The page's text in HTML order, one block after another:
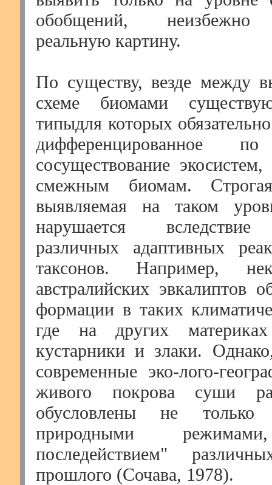
обобщений,
реальную картину.
По существу, везде между
схеме биомами
типыдля которых
дифференцированное по
сосуществование
смежным биомам.
выявляемая на таком
нарушается вследствие
различных адаптивных
таксонов. Например,
австралийских эвкалиптов
формации в таких
где на других материках
кустарники и злаки.
современные эко-лого-
живого покрова суши
обусловлены не только
природными
последействием"
прошлого (Сочава, 1978).